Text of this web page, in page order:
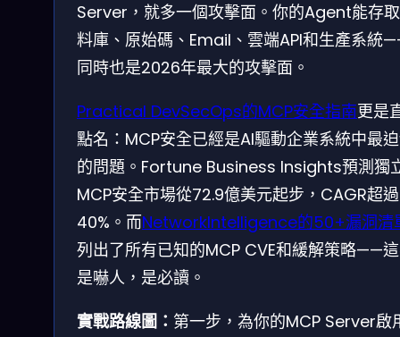
Server，就多一個攻擊面。你的Agent能存
料庫、原始碼、Email、雲端API和生產系統
同時也是2026年最大的攻擊面。
Practical DevSecOps的MCP安全指南更是
點名：MCP安全已經是AI驅動企業系統中最
的問題。Fortune Business Insights預測獨
MCP安全市場從72.9億美元起步，CAGR超過
40%。而NetworkIntelligence的50+漏洞清
列出了所有已知的MCP CVE和緩解策略——
是嚇人，是必讀。
實戰路線圖： 第一步，為你的MCP Server啟